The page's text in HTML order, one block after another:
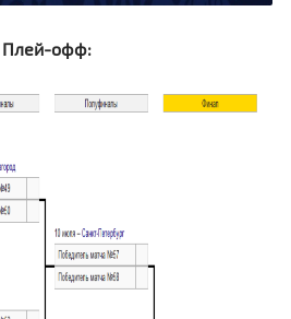
Плей-офф: